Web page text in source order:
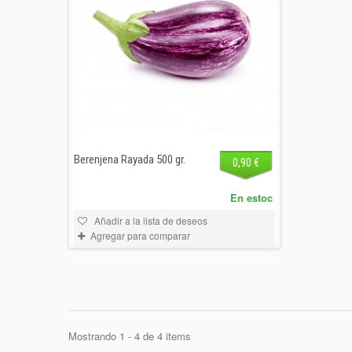
Berenjena Rayada 500 gr. 0,90 €
En estoc
Añadir a la lista de deseos
Agregar para comparar
Mostrando 1 - 4 de 4 items